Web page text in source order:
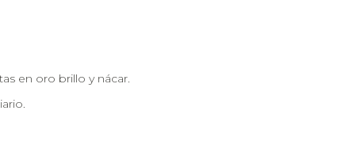
en oro brillo y nácar.